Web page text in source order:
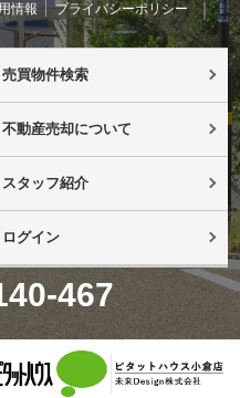
情報 プライバシーポリシー
売買物件検索
不動産売却について
スタッフ紹介
ログイン
467